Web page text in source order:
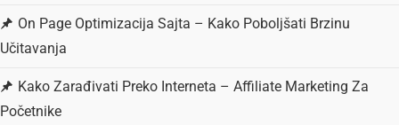
l
a
n
On Page Optimizacija Sajta – Kako Poboljšati Brzinu
Učitavanja
Kako Zarađivati Preko Interneta – Affiliate Marketing Za
Početnike